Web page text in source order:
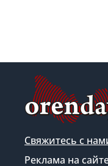
Свяжитесь с
Реклама на